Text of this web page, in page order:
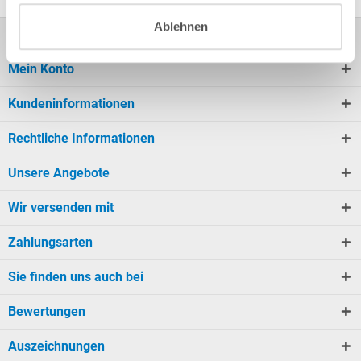
Ablehnen
Mein Konto
Kundeninformationen
Rechtliche Informationen
Unsere Angebote
Wir versenden mit
Zahlungsarten
Sie finden uns auch bei
Bewertungen
Auszeichnungen